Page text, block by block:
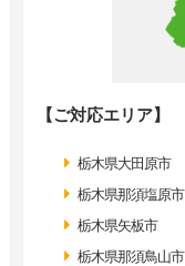
【ご対応エリア】
栃木県大田原市
栃木県那須塩原市
栃木県矢板市
栃木県那須鳥山市